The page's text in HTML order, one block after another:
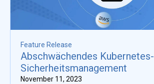
Feature Release
Abschwächendes Kubernetes-
Sicherheitsmanagement
November 11, 2023